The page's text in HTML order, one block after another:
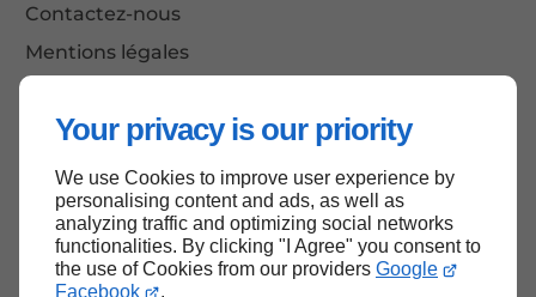
Your privacy is our priority
We use Cookies to improve user experience by
personalising content and ads, as well as
analyzing traffic and optimizing social networks
functionalities. By clicking "I Agree" you consent to
the use of Cookies from our providers Google
Facebook
.
Contactez-nous
Mentions légales
Haut de page